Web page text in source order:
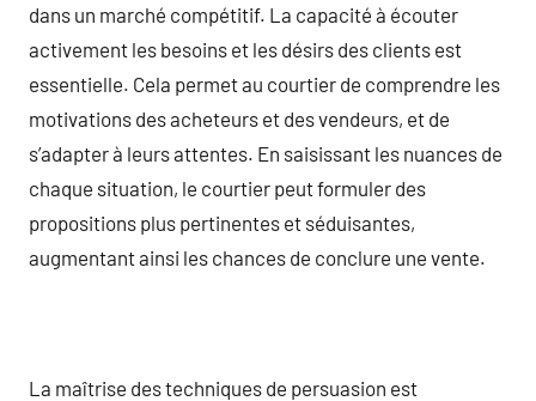
dans un marché compétitif. La capacité à écouter
activement les besoins et les désirs des clients est
essentielle. Cela permet au courtier de comprendre les
motivations des acheteurs et des vendeurs, et de
s’adapter à leurs attentes. En saisissant les nuances de
chaque situation, le courtier peut formuler des
propositions plus pertinentes et séduisantes,
augmentant ainsi les chances de conclure une vente.
La maîtrise des techniques de persuasion est